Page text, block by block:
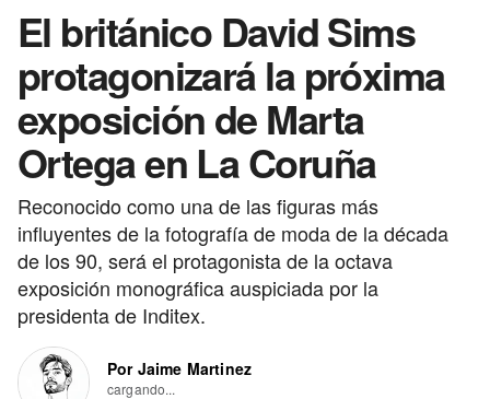
El británico David Sims
protagonizará la próxima
exposición de Marta
Ortega en La Coruña
Reconocido como una de las figuras más
influyentes de la fotografía de moda de la década
de los 90, será el protagonista de la octava
exposición monográfica auspiciada por la
presidenta de Inditex.
Por Jaime Martinez
cargando...